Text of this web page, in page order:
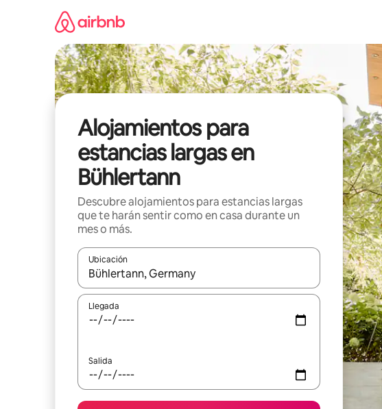
Alojamientos para
estancias largas en
Bühlertann
Descubre alojamientos para estancias largas
que te harán sentir como en casa durante un
mes o más.
Ubicación
Cuando los resultados estén disponibles, podrás navegar usando
Llegada
Salida